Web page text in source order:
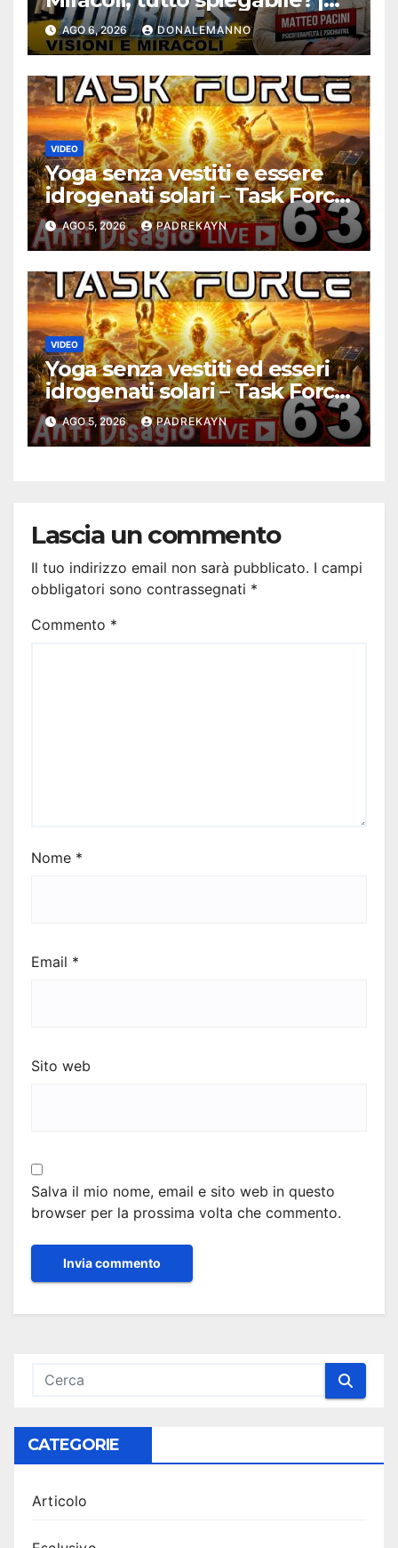
Debunking |
#ConfessionalePodcast 294
AGO 6, 2026 DONALEMANNO
VIDEO
Yoga senza vestiti e essere
idrogenati solari – Task Force
Antidisagio ep. 63
AGO 5, 2026 PADREKAYN
VIDEO
Yoga senza vestiti ed esseri
idrogenati solari – Task Force
Antidisagio 63
AGO 5, 2026 PADREKAYN
Lascia un commento
Il tuo indirizzo email non sarà pubblicato. I campi
obbligatori sono contrassegnati *
Commento *
Nome *
Email *
Sito web
Salva il mio nome, email e sito web in questo
browser per la prossima volta che commento.
CATEGORIE
Articolo